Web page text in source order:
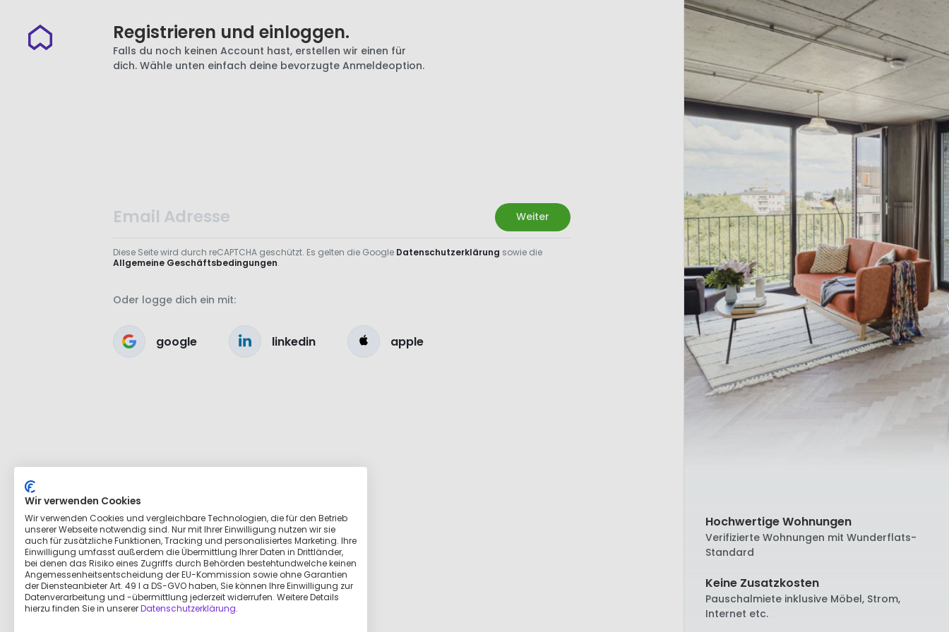
Registrieren und einloggen.
Falls du noch keinen Account hast, erstellen wir einen für
dich. Wähle unten einfach deine bevorzugte Anmeldeoption.
Weiter
Diese Seite wird durch reCAPTCHA geschützt. Es gelten die Google Datenschutzerklärung sowie die
Allgemeine Geschäftsbedingungen.
Oder logge dich ein mit:
google linkedin apple
Hochwertige Wohnungen
Verifizierte Wohnungen mit Wunderflats-
Standard
Keine Zusatzkosten
Pauschalmiete inklusive Möbel, Strom,
Internet etc.
Wir verwenden Cookies
Wir verwenden Cookies und vergleichbare Technologien, die für den Betrieb
unserer Webseite notwendig sind. Nur mit Ihrer Einwilligung nutzen wir sie
auch für zusätzliche Funktionen, Tracking und personalisiertes Marketing. Ihre
Einwilligung umfasst außerdem die Übermittlung Ihrer Daten in Drittländer,
bei denen das Risiko eines Zugriffs durch Behörden bestehtundwelche keinen
Angemessenheitsentscheidung der EU-Kommission sowie ohne Garantien
der Diensteanbieter Art. 49 I a DS-GVO haben, Sie können Ihre Einwilligung zur
Datenverarbeitung und -übermittlung jederzeit widerrufen. Weitere Details
hierzu finden Sie in unsererDatenschutzerklärung.